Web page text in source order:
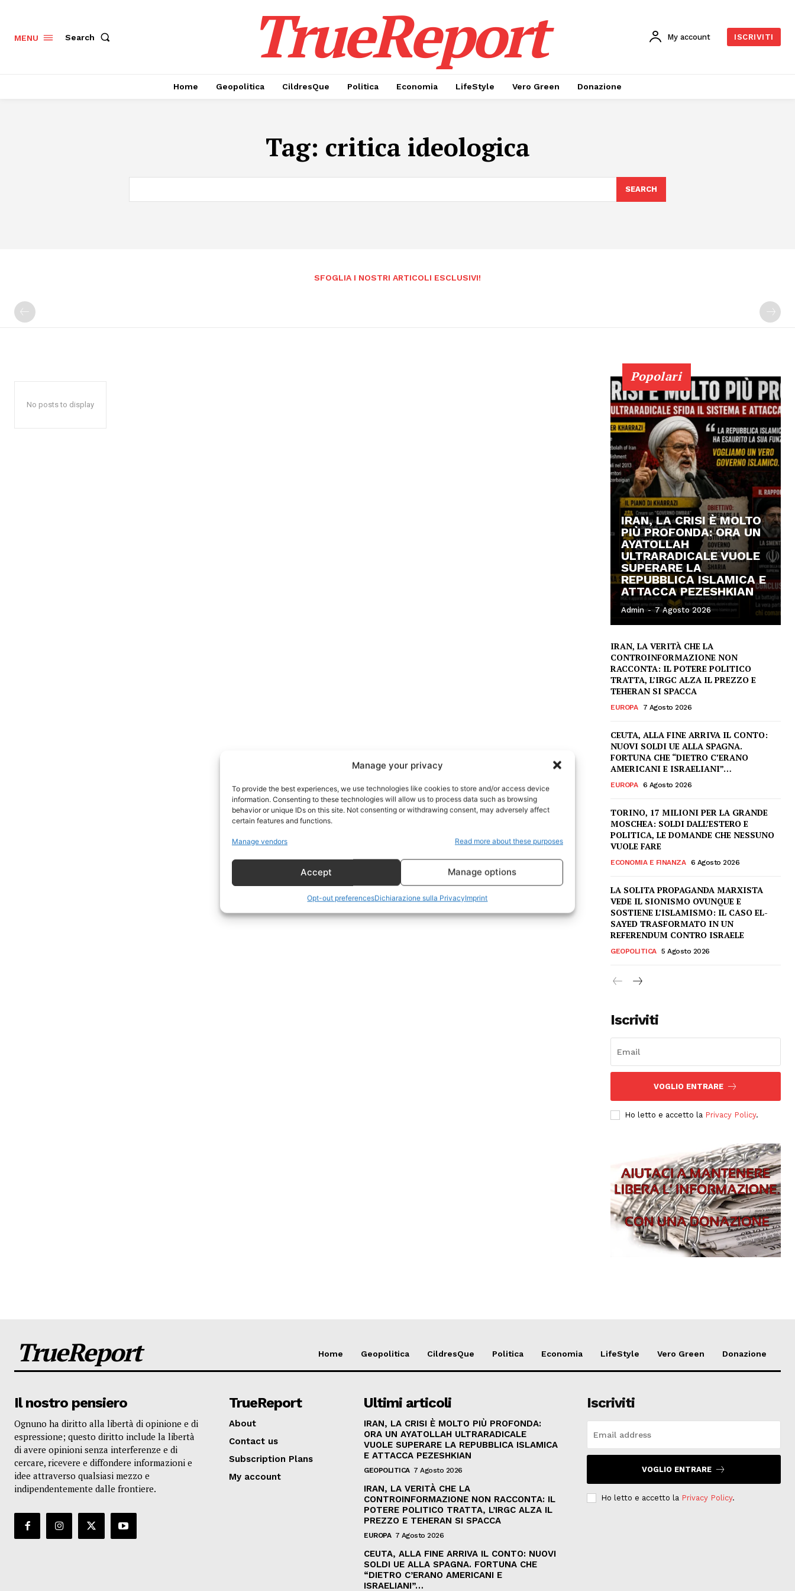
Manage your privacy
To provide the best experiences, we use technologies like cookies to store and/or access device
information. Consenting to these technologies will allow us to process data such as browsing
behavior or unique IDs on this site. Not consenting or withdrawing consent, may adversely affect
certain features and functions.
Manage vendors Read more about these purposes
Accept Manage options
Opt-out preferencesDichiarazione sulla PrivacyImprint
Geopolitica
MENU Search TrueReport My account ISCRIVITI
Home Geopolitica CildresQue Politica Economia LifeStyle Vero Green Donazione
Tag: critica ideologica
SEARCH
SFOGLIA I NOSTRI ARTICOLI ESCLUSIVI!
No posts to display
Popolari
IRAN, LA CRISI È MOLTO
PIÙ PROFONDA: ORA UN
AYATOLLAH
ULTRARADICALE VUOLE
SUPERARE LA
REPUBBLICA ISLAMICA E
ATTACCA PEZESHKIAN
Admin - 7 Agosto 2026
IRAN, LA VERITÀ CHE LA
CONTROINFORMAZIONE NON
RACCONTA: IL POTERE POLITICO
TRATTA, L’IRGC ALZA IL PREZZO E
TEHERAN SI SPACCA
EUROPA 7 Agosto 2026
CEUTA, ALLA FINE ARRIVA IL CONTO:
NUOVI SOLDI UE ALLA SPAGNA.
FORTUNA CHE “DIETRO C’ERANO
AMERICANI E ISRAELIANI”…
EUROPA 6 Agosto 2026
TORINO, 17 MILIONI PER LA GRANDE
MOSCHEA: SOLDI DALL’ESTERO E
POLITICA, LE DOMANDE CHE NESSUNO
VUOLE FARE
ECONOMIA E FINANZA 6 Agosto 2026
LA SOLITA PROPAGANDA MARXISTA
VEDE IL SIONISMO OVUNQUE E
SOSTIENE L’ISLAMISMO: IL CASO EL-
SAYED TRASFORMATO IN UN
REFERENDUM CONTRO ISRAELE
GEOPOLITICA 5 Agosto 2026
Iscriviti
VOGLIO ENTRARE
Ho letto e accetto la Privacy Policy.
TrueReport Home Geopolitica CildresQue Politica Economia LifeStyle Vero Green Donazione
Il nostro pensiero
Ognuno ha diritto alla libertà di opinione e di
espressione; questo diritto include la libertà
di avere opinioni senza interferenze e di
cercare, ricevere e diffondere informazioni e
idee attraverso qualsiasi mezzo e
indipendentemente dalle frontiere.
TrueReport
About
Contact us
Subscription Plans
My account
Ultimi articoli
IRAN, LA CRISI È MOLTO PIÙ PROFONDA:
ORA UN AYATOLLAH ULTRARADICALE
VUOLE SUPERARE LA REPUBBLICA ISLAMICA
E ATTACCA PEZESHKIAN
GEOPOLITICA 7 Agosto 2026
IRAN, LA VERITÀ CHE LA
CONTROINFORMAZIONE NON RACCONTA: IL
POTERE POLITICO TRATTA, L’IRGC ALZA IL
PREZZO E TEHERAN SI SPACCA
EUROPA 7 Agosto 2026
CEUTA, ALLA FINE ARRIVA IL CONTO: NUOVI
SOLDI UE ALLA SPAGNA. FORTUNA CHE
“DIETRO C’ERANO AMERICANI E
ISRAELIANI”…
Iscriviti
VOGLIO ENTRARE
Ho letto e accetto la Privacy Policy.